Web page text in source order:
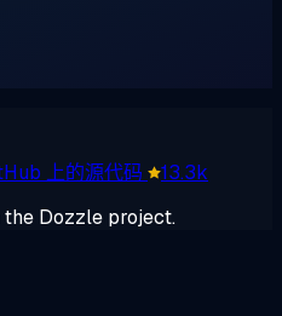
上的源代码
13.3k
Dozzle project.